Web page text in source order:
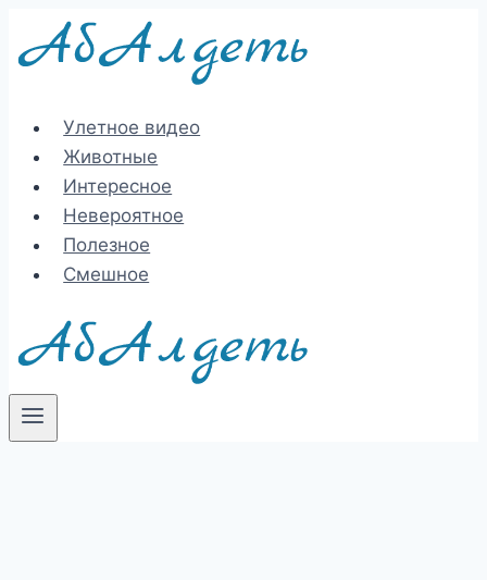
Перейти
Улетное видео
Животные
Интересное
Невероятное
Полезное
Смешное